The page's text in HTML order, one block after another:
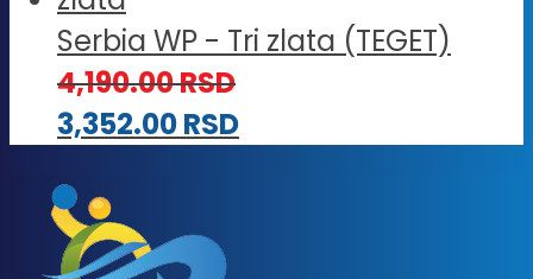
Serbia WP - Tri zlata (TEGET)
4,190.00RSD
3,352.00RSD